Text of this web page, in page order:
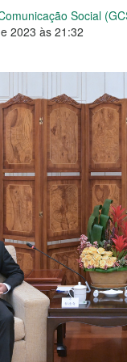
Social
2023 às 21:32